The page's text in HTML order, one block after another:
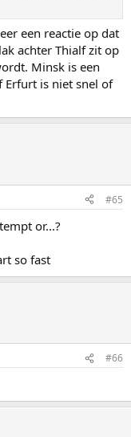
een reactie op dat
achter Thialf zit op
Minsk is een
Erfurt is niet snel of
#65
or...?
so fast
#66